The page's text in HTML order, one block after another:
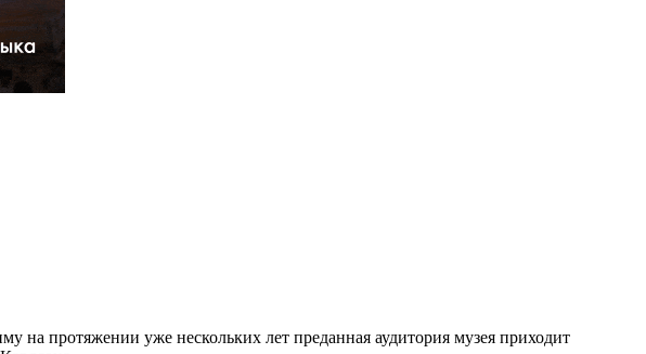
на протяжении уже нескольких лет преданная аудитория музея приходит